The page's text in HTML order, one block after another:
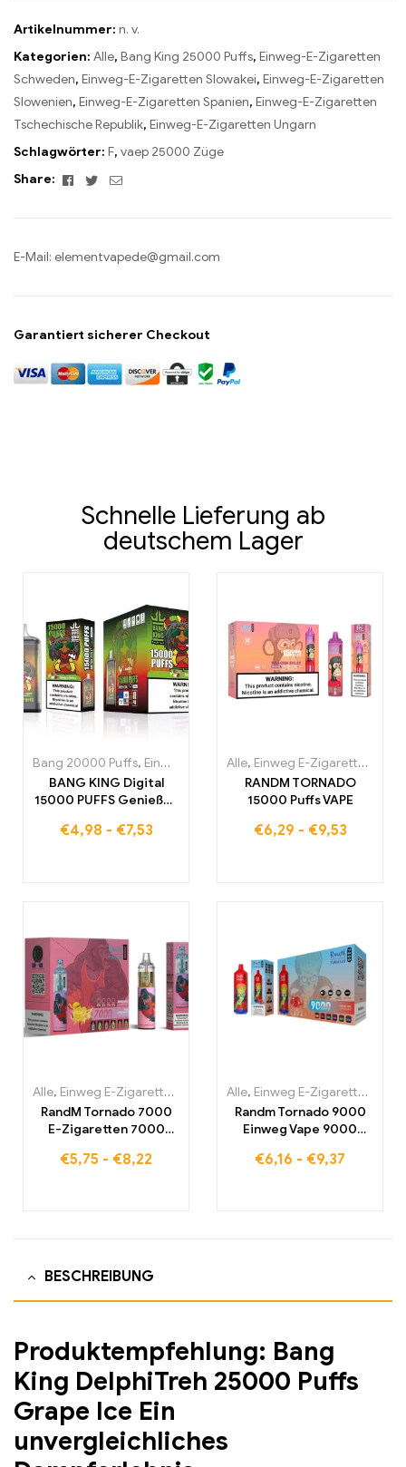
Artikelnummer: n. v.
Kategorien: Alle, Bang King 25000 Puffs, Einweg-E-Zigaretten
Schweden, Einweg-E-Zigaretten Slowakei, Einweg-E-Zigaretten
Slowenien, Einweg-E-Zigaretten Spanien, Einweg-E-Zigaretten
Tschechische Republik, Einweg-E-Zigaretten Ungarn
Schlagwörter: F, vaep 25000 Züge
Share:
Facebook
TwitterEmail
E-Mail: elementvapede@gmail.com
Garantiert sicherer Checkout
Schnelle Lieferung ab
deutschem Lager
Bang 20000 Puffs, Einweg E-Zigaretten ,Einweg-E-Zigaretten
BANG KING Digital
15000 PUFFS Genießen
Nebelungserlebnis
€4,98 - €7,53
Alle, Einweg E-Zigaretten
RANDM TORNADO
15000 Puffs VAPE
€6,29 - €9,53
Alle, Einweg E-Zigaretten Einweg-E-Zigaretten Belgien,
RandM Tornado 7000
E-Zigaretten 7000
lagerraum
€5,75 - €8,22
Alle, Einweg E-Zigaretten
Randm Tornado 9000
Einweg Vape 9000
€6,16 - €9,37
BESCHREIBUNG
Produktempfehlung: Bang
King DelphiTreh 25000 Puffs
Grape Ice Ein
unvergleichliches